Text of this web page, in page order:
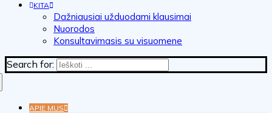
KITA
Dažniausiai užduodami klausimai
Nuorodos
Konsultavimasis su visuomene
Search for:
APIE MUS